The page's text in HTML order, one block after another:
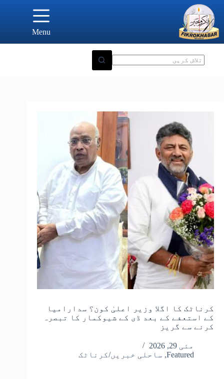
content
Menu
کرناٹک کا اگلا وزیر اعلیٰ کون؟ سدارامیا
کے استعفے کے بعد ڈی کے شیوکمار کا تبصرہ
کرنے سے گریز
مئی 29, 2026
Featured
, ساحلی خبریں/کرناٹک